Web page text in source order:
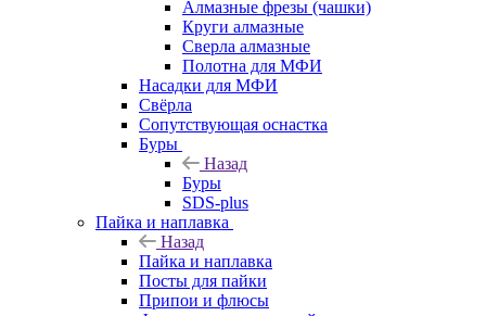
Алмазные фрезы (чашки)
Круги алмазные
Сверла алмазные
Полотна для МФИ
Насадки для МФИ
Свёрла
Сопутствующая оснастка
Буры
Назад
Буры
SDS-plus
Пайка и наплавка
Назад
Пайка и наплавка
Посты для пайки
Припои и флюсы